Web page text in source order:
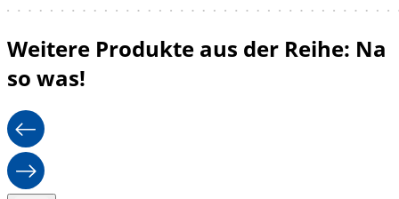
Weitere Produkte aus der Reihe: Na
so was!